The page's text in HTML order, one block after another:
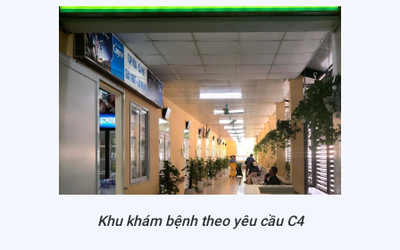
Khu khám bệnh theo yêu cầu C4